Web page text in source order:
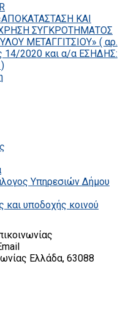
ΚΑΙ
ΣΥΓΚΡΟΤΗΜΑΤΟΣ
ΜΕΤΑΓΓΙΤΣΙΟΥ» ( αρ.
14/2020 και α/α ΕΣΗΔΗΣ:
Υπηρεσιών Δήμου
και υποδοχής κοινού
Ελλάδα, 63088